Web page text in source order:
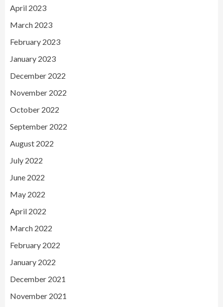
April 2023
March 2023
February 2023
January 2023
December 2022
November 2022
October 2022
September 2022
August 2022
July 2022
June 2022
May 2022
April 2022
March 2022
February 2022
January 2022
December 2021
November 2021